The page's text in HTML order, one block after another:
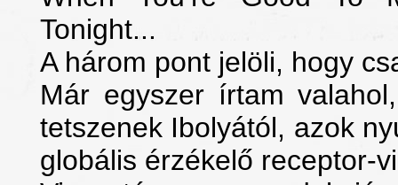
Tonight...
A három pont jelöli, hogy
Már egyszer írtam
tetszenek Ibolyától, azok
globális érzékelő receptor-